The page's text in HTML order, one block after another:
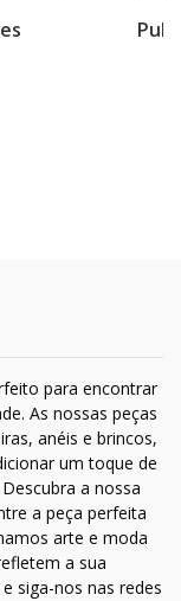
para encontrar
As nossas peças
anéis e brincos,
um toque de
a nossa
a peça perfeita
arte e moda
a sua
siga-nos nas redes